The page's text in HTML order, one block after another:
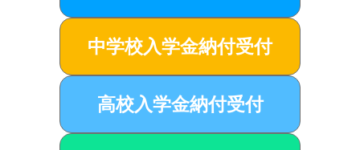
中学校入学金納付受付
高校入学金納付受付